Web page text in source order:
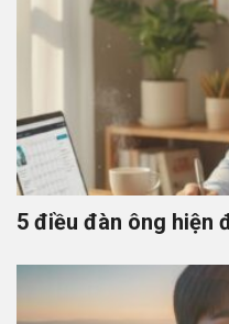
5 điều đàn ông hiện